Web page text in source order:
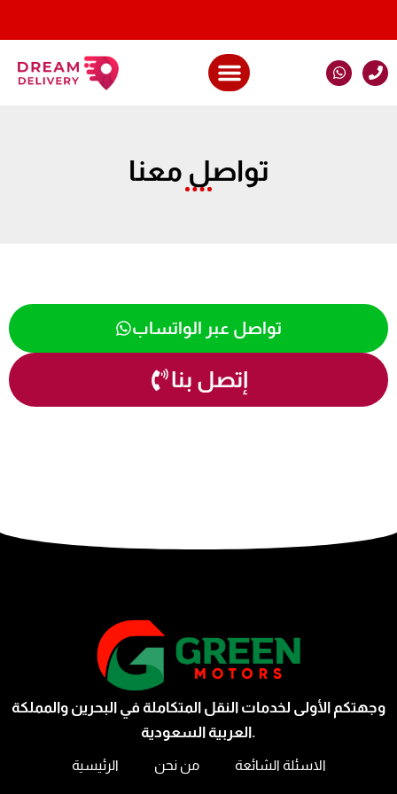
تواصل معنا
تواصل عبر الواتساب
إتصل بنا
وجهتكم الأولى لخدمات النقل المتكاملة في البحرين والمملكة
العربية السعودية.
الرئيسية من نحن الاسئلة الشائعة